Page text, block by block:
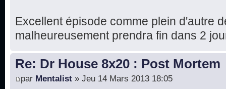
Excellent épisode comme plein d'autre
malheureusement prendra fin dans 2
Re: Dr House 8x20 : Post Mortem
par Mentalist » Jeu 14 Mars 2013 18:05